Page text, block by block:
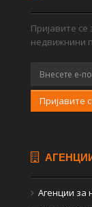
Пријавите
недвижнини
Пријавите
Агенции за